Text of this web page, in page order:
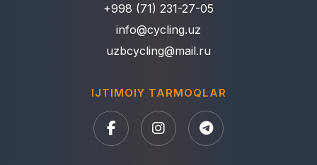
+998 (71) 231-27-05
info@cycling.uz
uzbcycling@mail.ru
IJTIMOIY TARMOQLAR